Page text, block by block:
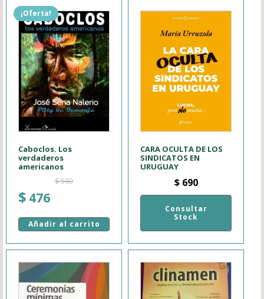
¡Oferta!
Caboclos. Los
verdaderos
americanos
$560
El
original
$ 560.
$ 476
actual
$ 476.
Añadir al carrito
CARA OCULTA DE LOS
SINDICATOS EN
URUGUAY
$690
Consultar
Stock